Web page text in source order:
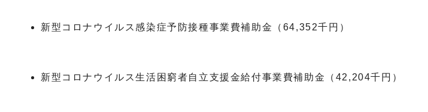
新型コロナウイルス感染症予防接種事業費補助金（64,352千円）
新型コロナウイルス生活困窮者自立支援金給付事業費補助金（42,204千円）